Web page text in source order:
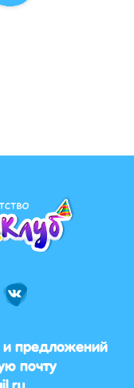
и предложений
почту